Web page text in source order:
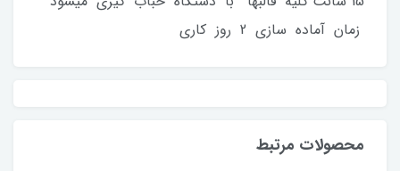
زمان آماده سازی 2 روز کاری
محصولات مرتبط